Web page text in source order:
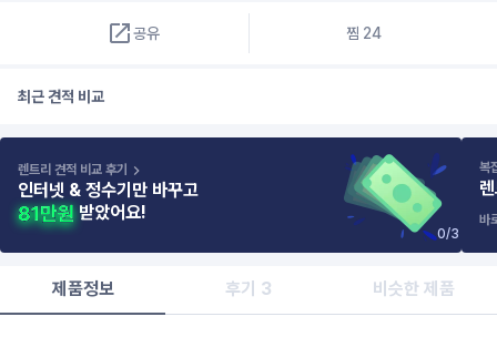
공유 찜 24
최근 견적 비교
렌트리 견적 비교 후기
인터넷 & 정수기만 바꾸고
받았어요!
복
바
0/3
제품정보 후기 3 비슷한 제품